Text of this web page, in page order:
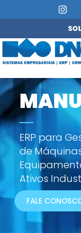
ERP para
de
Ativos
FALE